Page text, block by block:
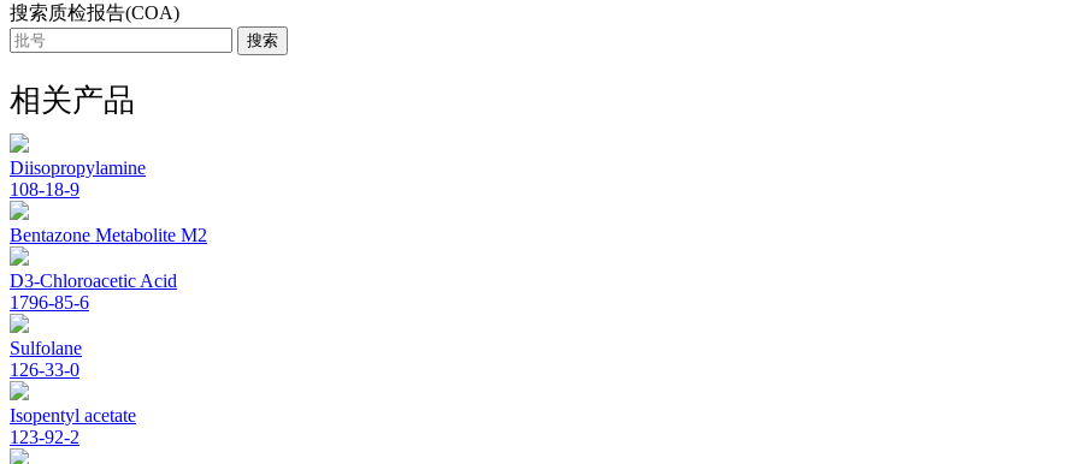
搜索质检报告(COA)
搜索
相关产品
Diisopropylamine
108-18-9
Bentazone Metabolite M2
D3-Chloroacetic Acid
1796-85-6
Sulfolane
126-33-0
Isopentyl acetate
123-92-2